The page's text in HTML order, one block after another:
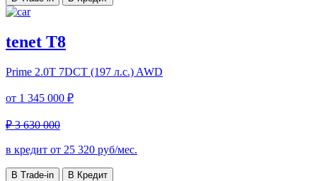
tenet T8
Prime 2.0T 7DCT (197 л.с.) AWD
от 1 345 000 ₽
₽ 3 630 000
в кредит от 25 320 руб/мес.
В Trade-in В Кредит